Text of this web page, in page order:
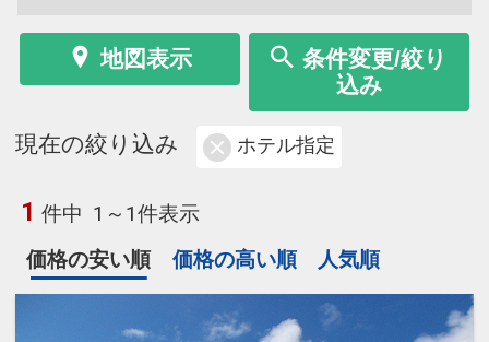
地図表示
条件変更/絞り
込み
現在の絞り込み ホテル指定
1 件中 1～1件表示
価格の安い順
価格の高い順 人気順